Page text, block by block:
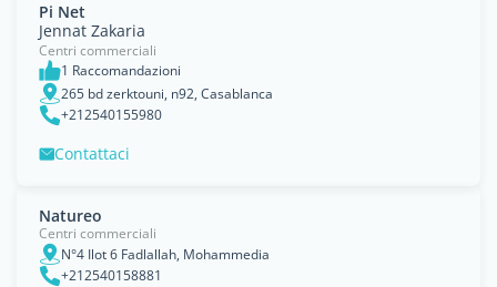
Pi Net
Jennat Zakaria
Centri commerciali
1 Raccomandazioni
265 bd zerktouni, n92, Casablanca
+212540155980
Contattaci
Natureo
Centri commerciali
N°4 Ilot 6 Fadlallah, Mohammedia
+212540158881